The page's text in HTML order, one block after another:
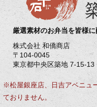
厳選素材のお弁当を皆様に
株式会社 和僑商店
〒104-0045
東京都中央区築地 7-15-13
※松屋銀座店、日吉アベニュ
ておりません。